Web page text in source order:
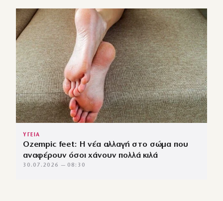
ΥΓΕΙΑ
Ozempic feet: Η νέα αλλαγή στο σώμα που
αναφέρουν όσοι χάνουν πολλά κιλά
30.07.2026 — 08:30